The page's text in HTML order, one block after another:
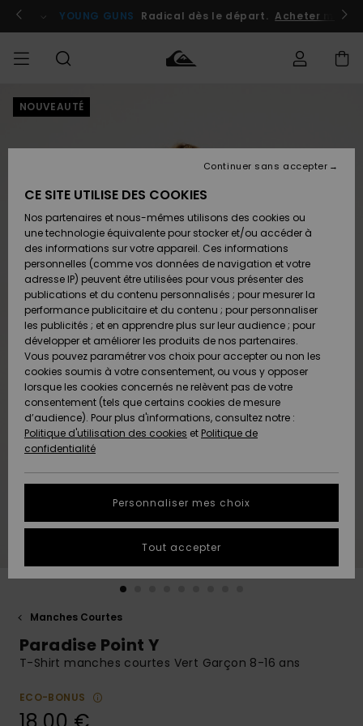
l'information
le
Se connecter / s'inscrire
YOUNG GUNS Radical dès le départ. Acheter
HOMME
Chaussures
& Tongs
Surf
Snow
Nouveautés
A
Découvrir
Chaussures
& Tongs
Surf
Snow
Nouveautés
A
Découvrir
FEMME
A
Découvrir
Snow
SURF
Surf
Shop
Enfant
Highlights
Communauté
SNOW
Snow
Shop
Enfant
Snow
Shop
Femme
A
Découvrir
Communauté
OUTLET
Enfant
Outlet
Femme
AIDE &
CONTACT
Retours
Paiement
Carte
Cadeau
Quiksilver
Freedom
Protection
des
tailles
conversation
obtenir la
plus rapide
à votre
MAGASINS
QUIKSILVER
NOUVEAUTÉ
Manches Courtes
Paradise Point Y
T-Shirt manches courtes Vert Garçon 8-16 ans
ECO-BONUS
CE SITE UTILISE DES COOKIES
Nos partenaires et nous-mêmes utilisons des cookies ou
une technologie équivalente pour stocker et/ou accéder à
des informations sur votre appareil. Ces informations
personnelles (comme vos données de navigation et votre
adresse IP) peuvent être utilisées pour vous présenter des
publications et du contenu personnalisés ; pour mesurer la
performance publicitaire et du contenu ; pour personnaliser
les publicités ; et en apprendre plus sur leur audience ; pour
développer et améliorer les produits de nos partenaires.
Vous pouvez paramétrer vos choix pour accepter ou non les
cookies soumis à votre consentement, ou vous y opposer
lorsque les cookies concernés ne relèvent pas de votre
consentement (tels que certains cookies de mesure
d’audience). Pour plus d'informations, consultez notre :
Politique d'utilisation des cookies et Politique de
confidentialité
Personnaliser mes choix
Continuer sans accepter
Tout accepter